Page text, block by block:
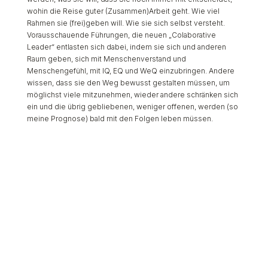
wohin die Reise guter (Zusammen)Arbeit geht. Wie viel
Rahmen sie (frei)geben will. Wie sie sich selbst versteht.
Vorausschauende Führungen, die neuen „Colaborative
Leader“ entlasten sich dabei, indem sie sich und anderen
Raum geben, sich mit Menschenverstand und
Menschengefühl, mit IQ, EQ und WeQ einzubringen. Andere
wissen, dass sie den Weg bewusst gestalten müssen, um
möglichst viele mitzunehmen, wieder andere schränken sich
ein und die übrig gebliebenen, weniger offenen, werden (so
meine Prognose) bald mit den Folgen leben müssen.